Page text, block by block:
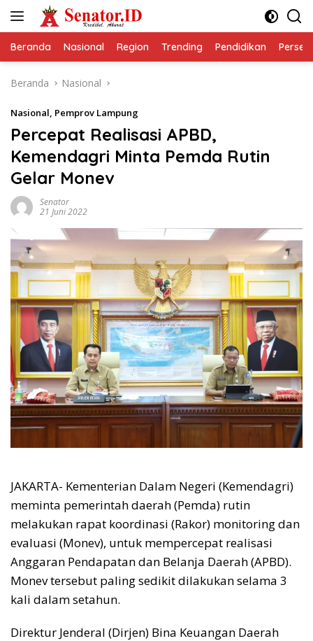
Beranda Nasional Region Trending Pendidikan
Beranda Nasional
Nasional, Pemprov Lampung
Percepat Realisasi APBD,
Kemendagri Minta Pemda Rutin
Gelar Monev
Senator
21 Juni 2022
JAKARTA- Kementerian Dalam Negeri (Kemendagri)
meminta pemerintah daerah (Pemda) rutin
melakukan rapat koordinasi (Rakor) monitoring dan
evaluasi (Monev), untuk mempercepat realisasi
Anggaran Pendapatan dan Belanja Daerah (APBD).
Monev tersebut paling sedikit dilakukan selama 3
kali dalam setahun.
Direktur Jenderal (Dirjen) Bina Keuangan Daerah